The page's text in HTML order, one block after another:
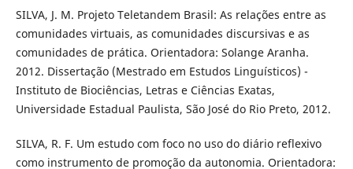
SILVA, J. M. Projeto Teletandem Brasil: As relações entre as
comunidades virtuais, as comunidades discursivas e as
comunidades de prática. Orientadora: Solange Aranha.
2012. Dissertação (Mestrado em Estudos Linguísticos) -
Instituto de Biociências, Letras e Ciências Exatas,
Universidade Estadual Paulista, São José do Rio Preto, 2012.
SILVA, R. F. Um estudo com foco no uso do diário reflexivo
como instrumento de promoção da autonomia. Orientadora: